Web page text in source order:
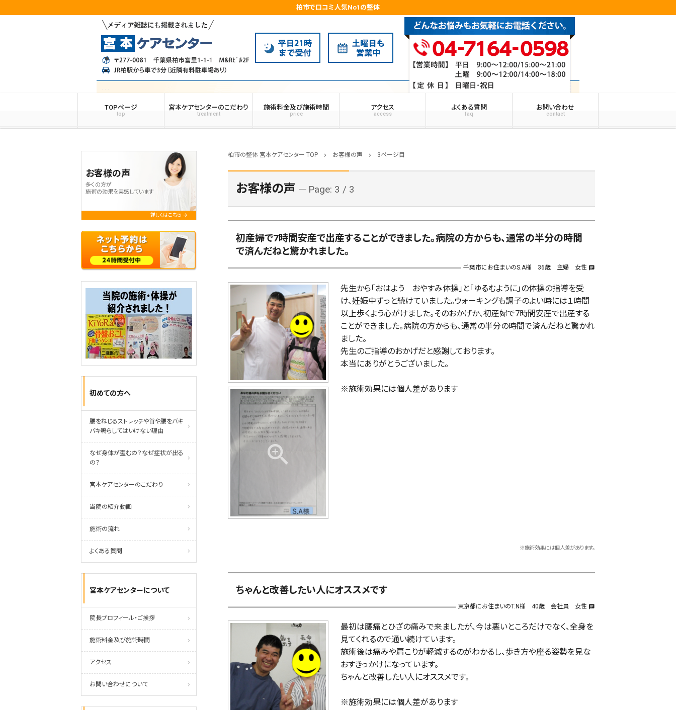
柏市で口コミ人気No1の整体
TOPページ
top
宮本ケアセンターのこだわり
treatment
施術料金及び施術時間
price
アクセス
access
よくある質問
faq
お問い合わせ
contact
柏市の整体 宮本ケアセンター TOP chevron_right お客様の声 chevron_right 3ページ目
お客様の声 Page: 3 / 3
初産婦で7時間安産で出産することができました。病院の方からも、通常の半分の時間
で済んだねと驚かれました。
千葉市にお住まいのS.A様 36歳 主婦 女性 chat
先生から「おはよう おやすみ体操」と「ゆるむように」の体操の指導を受
け、妊娠中ずっと続けていました。ウォーキングも調子のよい時には１時間
以上歩くよう心がけました。そのおかげか、初産婦で7時間安産で出産する
ことができました。病院の方からも、通常の半分の時間で済んだねと驚かれ
ました。
先生のご指導のおかげだと感謝しております。
本当にありがとうございました。
※施術効果には個人差があります
※施術効果には個人差があります。
ちゃんと改善したい人にオススメです
東京都にお住まいのT.N様 40歳 会社員 女性 chat
最初は腰痛とひざの痛みで来ましたが、今は悪いところだけでなく、全身を
見てくれるので通い続けています。
施術後は痛みや肩こりが軽減するのがわかるし、歩き方や座る姿勢を見な
おすきっかけになっています。
ちゃんと改善したい人にオススメです。
※施術効果には個人差があります
お客様の声
多くの方が
施術の効果を実感しています
詳しくはこちら
初めての方へ
腰をねじるストレッチや首や腰をバキ
バキ鳴らしてはいけない理由
なぜ身体が歪むの？なぜ症状が出る
の？
宮本ケアセンターのこだわり
当院の紹介動画
施術の流れ
よくある質問
宮本ケアセンターについて
院長プロフィール・ご挨拶
施術料金及び施術時間
アクセス
お問い合わせについて